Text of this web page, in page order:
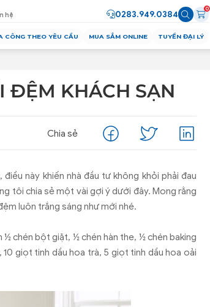
hệ 0283.949.0384
0
CÔNG THEO YÊU CẦU MUA SẮM ONLINE TUYỂN ĐẠI LÝ
ĐỆM KHÁCH SẠN
Chia sẻ
này khiến nhà đầu tư không khỏi phải đau
tôi chia sẻ một vài gợi ý dưới đây. Mong rằng
luôn trắng sáng như mới nhé.
chén bột giặt, ½ chén hàn the, ½ chén baking
giọt tinh dầu hoa trà, 5 giọt tinh dầu hoa oải